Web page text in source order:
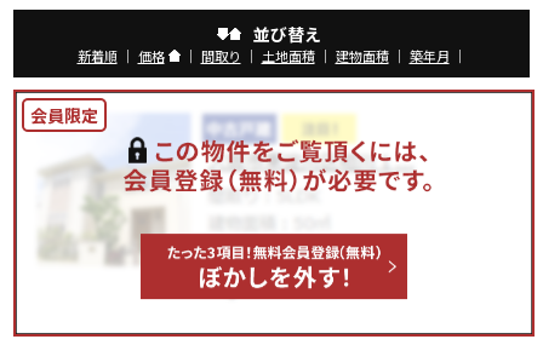
並び替え
新着順｜ 価格 ｜ 間取り ｜ 土地面積｜ 建物面積｜ 築年月 ｜